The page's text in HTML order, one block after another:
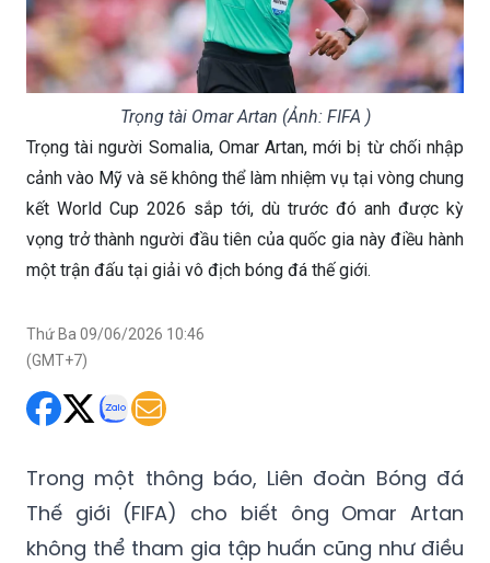
Trọng tài Omar Artan (Ảnh: FIFA )
Trọng tài người Somalia, Omar Artan, mới bị từ chối nhập
cảnh vào Mỹ và sẽ không thể làm nhiệm vụ tại vòng chung
kết World Cup 2026 sắp tới, dù trước đó anh được kỳ
vọng trở thành người đầu tiên của quốc gia này điều hành
một trận đấu tại giải vô địch bóng đá thế giới.
Thứ Ba 09/06/2026 10:46
(GMT+7)
Trong một thông báo, Liên đoàn Bóng đá
Thế giới (FIFA) cho biết ông Omar Artan
không thể tham gia tập huấn cũng như điều